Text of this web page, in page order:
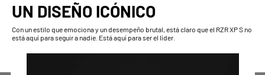
UN DISEÑO ICÓNICO
Con un estilo que emociona y un desempeño brutal, está claro que el RZR XP S no
está aquí para seguir a nadie. Está aquí para ser el líder.